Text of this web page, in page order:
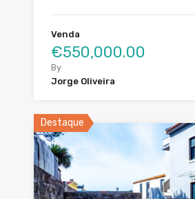
Venda
€550,000.00
By
Jorge Oliveira
Destaque